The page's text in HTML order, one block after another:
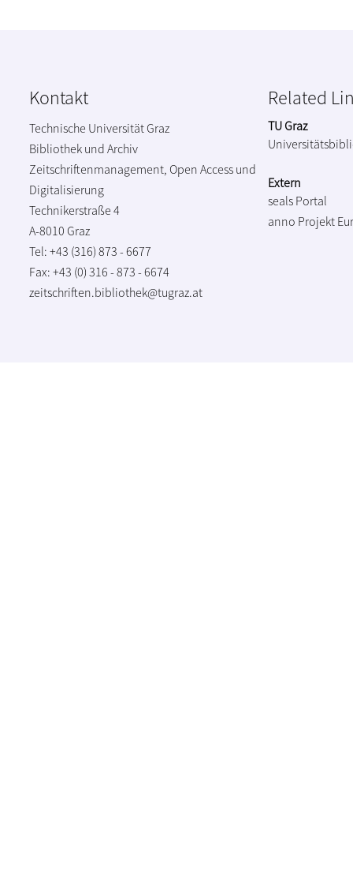
Kontakt
Technische Universität Graz
Bibliothek und Archiv
Zeitschriftenmanagement, Open Access und
Digitalisierung
Technikerstraße 4
A-8010 Graz
Tel: +43 (316) 873 - 6677
Fax: +43 (0) 316 - 873 - 6674
zeitschriften.bibliothek@tugraz.at
Related
TU Graz
Extern
seals Portal
anno Projekt